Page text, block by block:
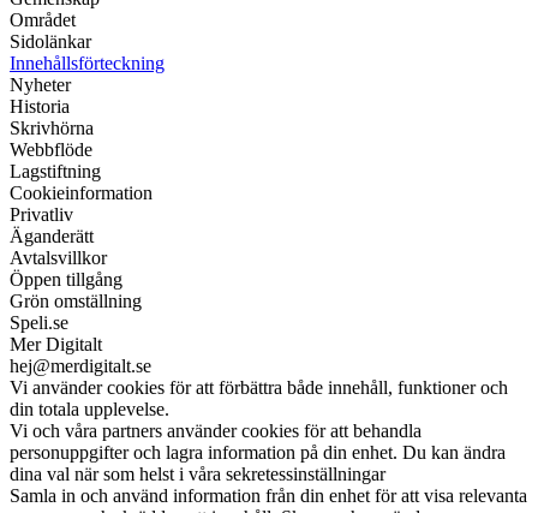
Området
Sidolänkar
Innehållsförteckning
Nyheter
Historia
Skrivhörna
Webbflöde
Lagstiftning
Cookieinformation
Privatliv
Äganderätt
Avtalsvillkor
Öppen tillgång
Grön omställning
Speli.se
Mer Digitalt
hej@merdigitalt.se
Vi använder cookies för att förbättra både innehåll, funktioner och
din totala upplevelse.
Vi och våra partners använder cookies för att behandla
personuppgifter och lagra information på din enhet. Du kan ändra
dina val när som helst i våra sekretessinställningar
Samla in och använd information från din enhet för att visa relevanta